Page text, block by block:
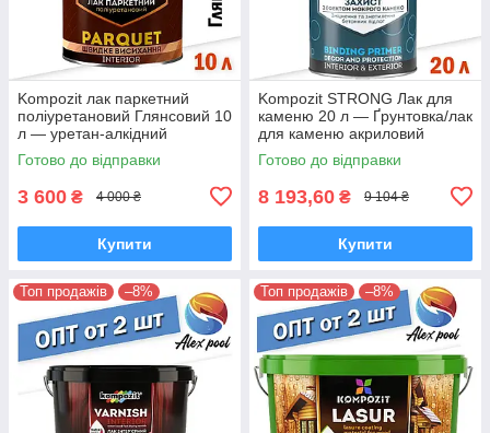
Kompozit лак паркетний
поліуретановий Глянсовий 10
л — уретан-алкідний
високоміцний
Готово до відправки
3 600 ₴ 4 000 ₴
Купити
Kompozit STRONG Лак для
каменю 20 л — Ґрунтовка/лак
для каменю акриловий
Готово до відправки
8 193,60 ₴ 9 104 ₴
Купити
Топ продажів –8% Топ продажів –8%